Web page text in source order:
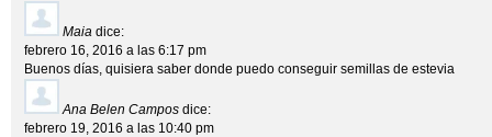
Maia dice:
febrero 16, 2016 a las 6:17 pm
Buenos días, quisiera saber donde puedo conseguir semillas de estevia
Ana Belen Campos dice:
febrero 19, 2016 a las 10:40 pm